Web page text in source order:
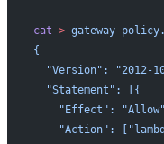
cat > gateway-
{
"Version": "2012-
  "Statement": [{
"Effect":
"Action":